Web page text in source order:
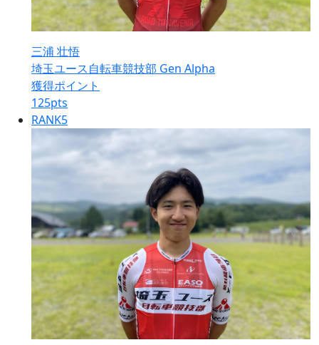
三浦 壮悟
埼玉ユース自転車競技部 Gen Alpha
獲得ポイント
125pts
RANK5